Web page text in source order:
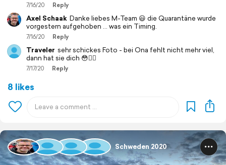
7/16/20 Reply
Axel Schaak Danke liebes M-Team 😃 die Quarantäne wurde
vorgestern aufgehoben ... was ein Timing.
7/16/20 Reply
Traveler sehr schickes Foto - bei Ona fehlt nicht mehr viel,
dann hat sie dich 😳🤦‍♀️
7/17/20 Reply
8 likes
Schweden 2020